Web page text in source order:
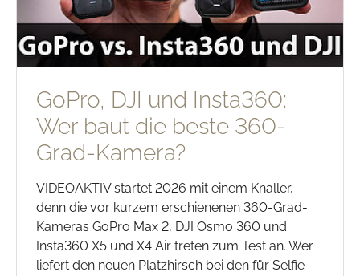
GoPro, DJI und Insta360:
Wer baut die beste 360-
Grad-Kamera?
VIDEOAKTIV startet 2026 mit einem Knaller,
denn die vor kurzem erschienenen 360-Grad-
Kameras GoPro Max 2, DJI Osmo 360 und
Insta360 X5 und X4 Air treten zum Test an. Wer
liefert den neuen Platzhirsch bei den für Selfie-